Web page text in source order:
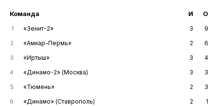
Команда И О
1 «Зенит-2» 3
9
2
«Амкар-Пермь» 2
6
3
«Иртыш» 3
4
4
«Динамо-2» (Москва) 3
3
5
«Тюмень» 2
3
6
«Динамо» (Ставрополь) 2
1